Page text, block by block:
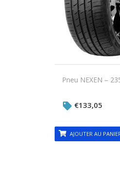
Pneu NEXEN –
€133,05
AJOUTER AU